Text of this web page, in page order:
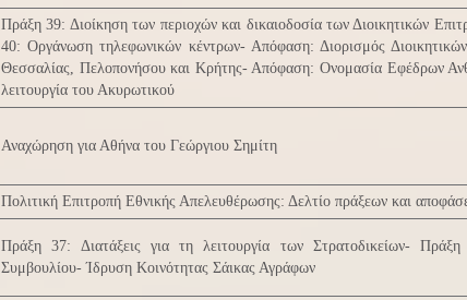
Πράξη 39: Διοίκηση των περιοχών και δικαιοδοσία των Διοικητικών
40: Οργάνωση τηλεφωνικών κέντρων- Απόφαση: Διορισμός
Θεσσαλίας, Πελοπονήσου και Κρήτης- Απόφαση: Ονομασία Εφέδρων
λειτουργία του Ακυρωτικού
Αναχώρηση για Αθήνα του Γεώργιου Σημίτη
Πολιτική Επιτροπή Εθνικής Απελευθέρωσης: Δελτίο πράξεων και
Πράξη 37: Διατάξεις για τη λειτουργία των Στρατοδικείων-
Συμβουλίου- Ίδρυση Κοινότητας Σάικας Αγράφων